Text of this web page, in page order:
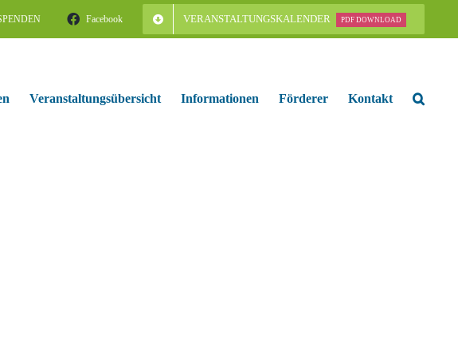
Facebook VERANSTALTUNGSKALENDER PDF DOWNLOAD
Veranstaltungsübersicht Informationen Förderer Kontakt